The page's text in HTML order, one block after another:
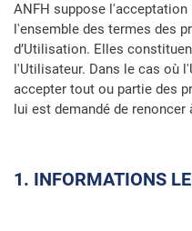
ANFH suppose
l'ensemble des termes des
d’Utilisation. Elles
l'Utilisateur. Dans le cas où
accepter tout ou partie des
lui est demandé de renoncer
1. INFORMATIONS